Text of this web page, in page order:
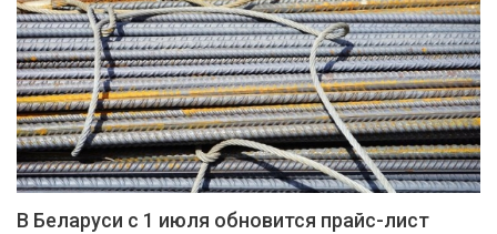
В Беларуси с 1 июля обновится прайс-лист